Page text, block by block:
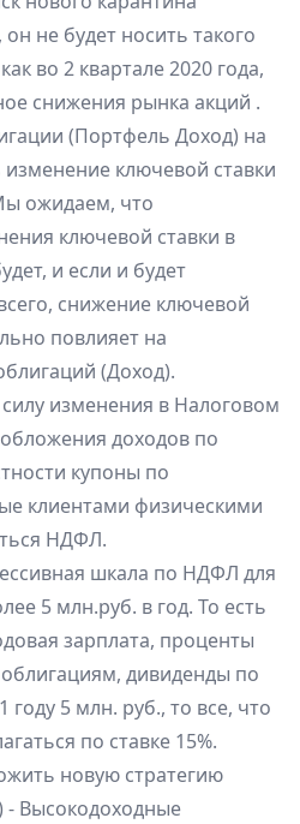
он не будет носить такого
во 2 квартале 2020 года,
снижения рынка акций .
(Портфель Доход) на
ключевой ставки
ожидаем, что
ключевой ставки в
и если и будет
снижение ключевой
повлияет на
(Доход).
изменения в Налоговом
доходов по
купоны по
клиентами физическими
НДФЛ.
шкала по НДФЛ для
5 млн.руб. в год. То есть
зарплата, проценты
дивиденды по
5 млн. руб., то все, что
по ставке 15%.
новую стратегию
- Высокодоходные